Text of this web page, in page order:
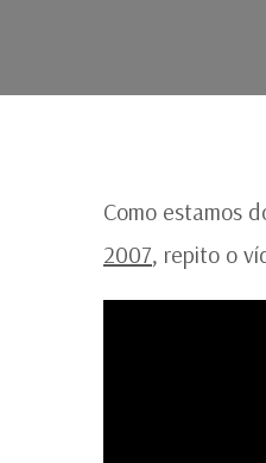
Como estamos
2007, repito o